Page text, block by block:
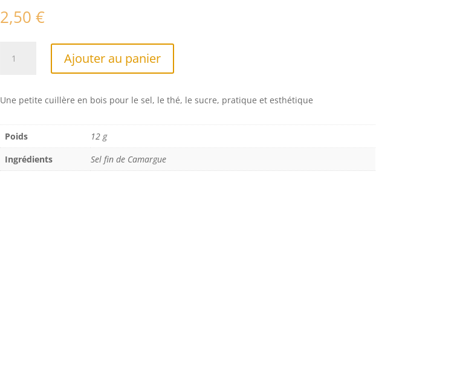
2,50€
POUR
THE
Ajouter au panier
r
t
v
Une petite cuillère en bois pour le sel, le thé, le sucre, pratique et esthétique
Poids
12 g
Ingrédients
Sel fin de Camargue